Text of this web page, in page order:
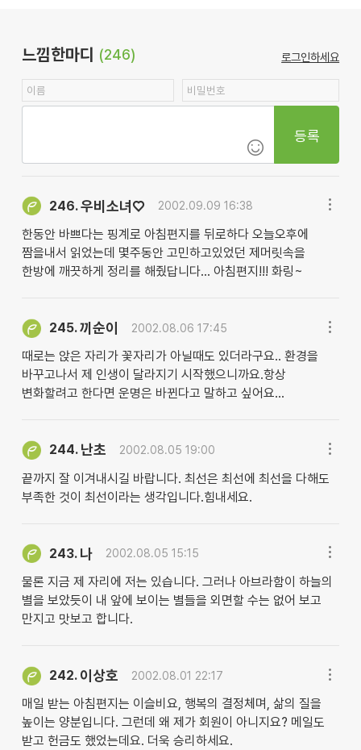
느낌한마디 (246) 로그인하세요
등록
246.우비소녀♡ 2002.09.09 16:38
한동안 바쁘다는 핑계로 아침편지를 뒤로하다 오늘오후에
짬을내서 읽었는데 몇주동안 고민하고있었던 제머릿속을
한방에 깨끗하게 정리를 해줬답니다... 아침편지!!! 화링~
245.끼순이 2002.08.06 17:45
때로는 앉은 자리가 꽃자리가 아닐때도 있더라구요.. 환경을
바꾸고나서 제 인생이 달라지기 시작했으니까요.항상
변화할려고 한다면 운명은 바뀐다고 말하고 싶어요...
244. 난초 2002.08.05 19:00
끝까지 잘 이겨내시길 바랍니다. 최선은 최선에 최선을 다해도
부족한 것이 최선이라는 생각입니다.힘내세요.
243. 나 2002.08.05 15:15
물론 지금 제 자리에 저는 있습니다. 그러나 아브라함이 하늘의
별을 보았듯이 내 앞에 보이는 별들을 외면할 수는 없어 보고
만지고 맛보고 합니다.
242. 이상호 2002.08.01 22:17
매일 받는 아침편지는 이슬비요, 행복의 결정체며, 삶의 질을
높이는 양분입니다. 그런데 왜 제가 회원이 아니지요? 메일도
받고 헌금도 했었는데요. 더욱 승리하세요.